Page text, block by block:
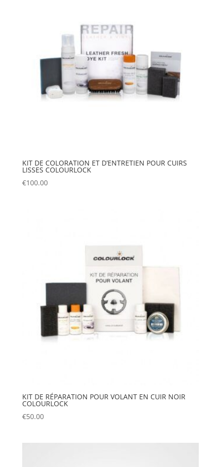
KIT DE COLORATION ET D’ENTRETIEN POUR CUIRS
LISSES COLOURLOCK
€100.00
KIT DE RÉPARATION POUR VOLANT EN CUIR NOIR
COLOURLOCK
€50.00